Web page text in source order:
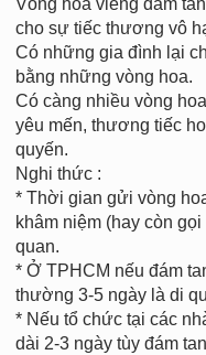
Vòng hoa viếng đám
cho sự tiếc thương vô
Có những gia đình lại
bằng những vòng hoa.
Có càng nhiều vòng
yêu mến, thương tiếc
quyến.
Nghi thức :
* Thời gian gửi vòng
khâm niệm (hay còn
quan.
* Ở TPHCM nếu đám
thường 3-5 ngày là di
* Nếu tổ chức tại các
dài 2-3 ngày tùy đám